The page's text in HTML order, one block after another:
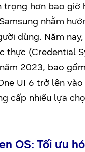
hơn bao giờ
nhằm
dùng. Năm
thực (Credential
2023, bao
UI 6 trở lên
cấp nhiều lựa
OS: Tối ưu